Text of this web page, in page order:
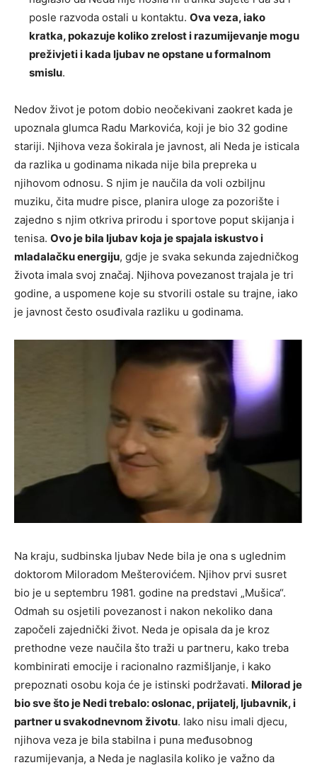
posle razvoda ostali u kontaktu. Ova veza, iako
kratka, pokazuje koliko zrelost i razumijevanje mogu
preživjeti i kada ljubav ne opstane u formalnom
smislu.
Nedov život je potom dobio neočekivani zaokret kada je
upoznala glumca Radu Markovića, koji je bio 32 godine
stariji. Njihova veza šokirala je javnost, ali Neda je isticala
da razlika u godinama nikada nije bila prepreka u
njihovom odnosu. S njim je naučila da voli ozbiljnu
muziku, čita mudre pisce, planira uloge za pozorište i
zajedno s njim otkriva prirodu i sportove poput skijanja i
tenisa. Ovo je bila ljubav koja je spajala iskustvo i
mladalačku energiju, gdje je svaka sekunda zajedničkog
života imala svoj značaj. Njihova povezanost trajala je tri
godine, a uspomene koje su stvorili ostale su trajne, iako
je javnost često osuđivala razliku u godinama.
Na kraju, sudbinska ljubav Nede bila je ona s uglednim
doktorom Miloradom Mešterovićem. Njihov prvi susret
bio je u septembru 1981. godine na predstavi „Mušica“.
Odmah su osjetili povezanost i nakon nekoliko dana
započeli zajednički život. Neda je opisala da je kroz
prethodne veze naučila što traži u partneru, kako treba
kombinirati emocije i racionalno razmišljanje, i kako
prepoznati osobu koja će je istinski podržavati. Milorad je
bio sve što je Nedi trebalo: oslonac, prijatelj, ljubavnik, i
partner u svakodnevnom životu. Iako nisu imali djecu,
njihova veza je bila stabilna i puna međusobnog
razumijevanja, a Neda je naglasila koliko je važno da